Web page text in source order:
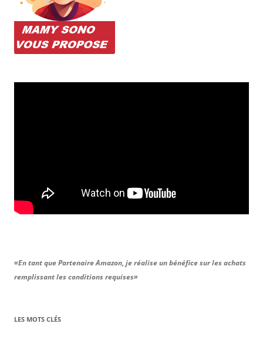
«En tant que Partenaire Amazon, je réalise un bénéfice sur les achats
remplissant les conditions requises»
LES MOTS CLÉS